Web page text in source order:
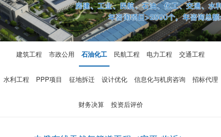
建筑工程 市政公用 石油化工 民航工程 电力工程 交通工程
水利工程 PPP项目 征地拆迁 设计优化 信息化与机房咨询 招标代理
财务决算 投资后评价